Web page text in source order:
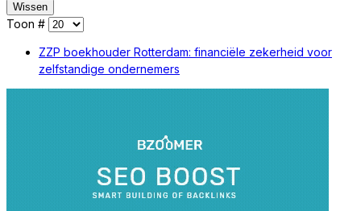
Wissen
Toon #
ZZP boekhouder Rotterdam: financiële zekerheid voor
zelfstandige ondernemers